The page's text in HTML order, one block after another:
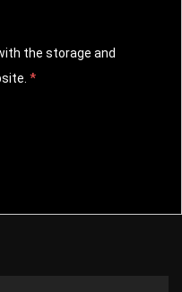
the storage and
*